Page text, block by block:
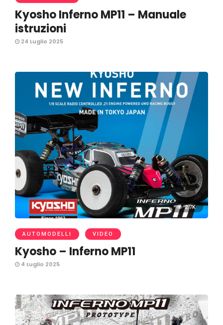
Kyosho Inferno MP11 – Manuale
istruzioni
24 Luglio 2025
2.7K
AUTOMODELLI VIDEO
Kyosho – Inferno MP11
4 Luglio 2025